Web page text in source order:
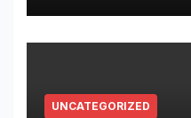
UNCATEGORIZED